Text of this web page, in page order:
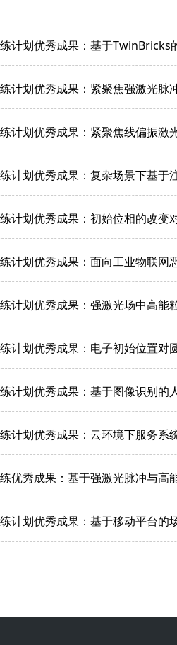
计划优秀成果：基于TwinBricks
计划优秀成果：紧聚焦强激光脉
计划优秀成果：紧聚焦线偏振激
计划优秀成果：复杂场景下基于
计划优秀成果：初始位相的改变
计划优秀成果：面向工业物联
计划优秀成果：强激光场中高能
计划优秀成果：电子初始位置对
计划优秀成果：基于图像识别的
计划优秀成果：云环境下服务系
优秀成果：基于强激光脉冲与高
计划优秀成果：基于移动平台的